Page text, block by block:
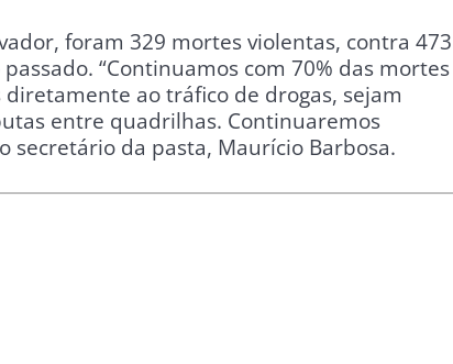
foram 329 mortes violentas, contra 473
“Continuamos com 70% das mortes
diretamente ao tráfico de drogas, sejam
entre quadrilhas. Continuaremos
secretário da pasta, Maurício Barbosa.